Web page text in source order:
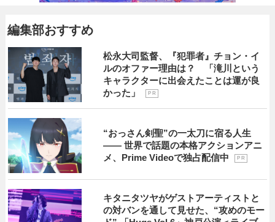
編集部おすすめ
松永大司監督、『犯罪者』チョン・イ
ルのオファー理由は？ 「滝川という
キャラクターに出会えたことは運が良
かった」
P R
“おっさん剣聖”の一太刀に宿る人生
―― 世界で話題の本格アクションアニ
メ、Prime Videoで独占配信中
P R
キタニタツヤがゲストアーティストと
の対バンを通して見せた、“攻めのモー